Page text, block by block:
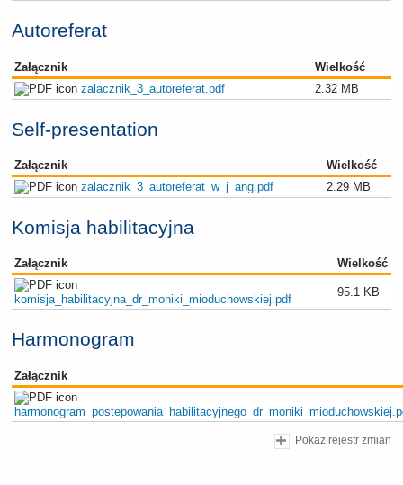
Autoreferat
Załącznik
Wielkość
zalacznik_3_autoreferat.pdf
2.32 MB
Self-presentation
Załącznik
Wielkość
zalacznik_3_autoreferat_w_j_ang.pdf
2.29 MB
Komisja habilitacyjna
Załącznik Wielkość
komisja_habilitacyjna_dr_moniki_mioduchowskiej.pdf
95.1 KB
Harmonogram
Załącznik
Pokaż rejestr zmian